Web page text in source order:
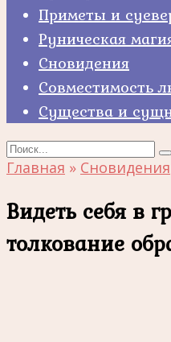
Приметы и
Руническая
Сновидения
Совместимость
Существа и
Search
for:
Главная » Сновидения
Видеть себя в
толкование